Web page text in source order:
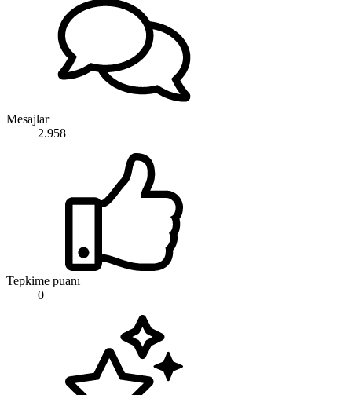
Mesajlar
2.958
Tepkime puanı
0